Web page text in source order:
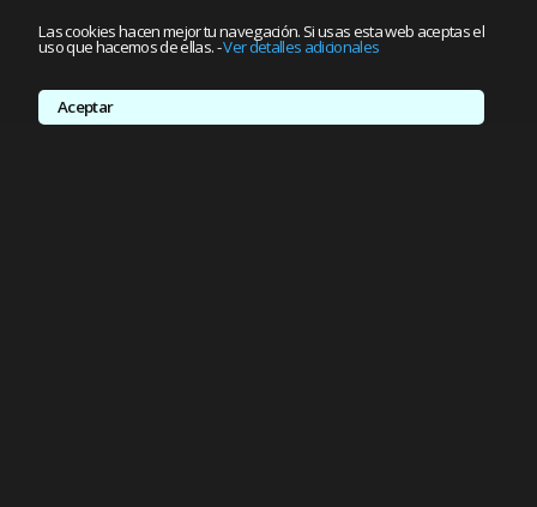
Las cookies hacen mejor tu navegación. Si usas esta web aceptas el
uso que hacemos de ellas.-Ver detalles adicionales
Aceptar